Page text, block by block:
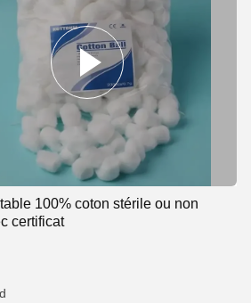
100% coton stérile ou non
certificat